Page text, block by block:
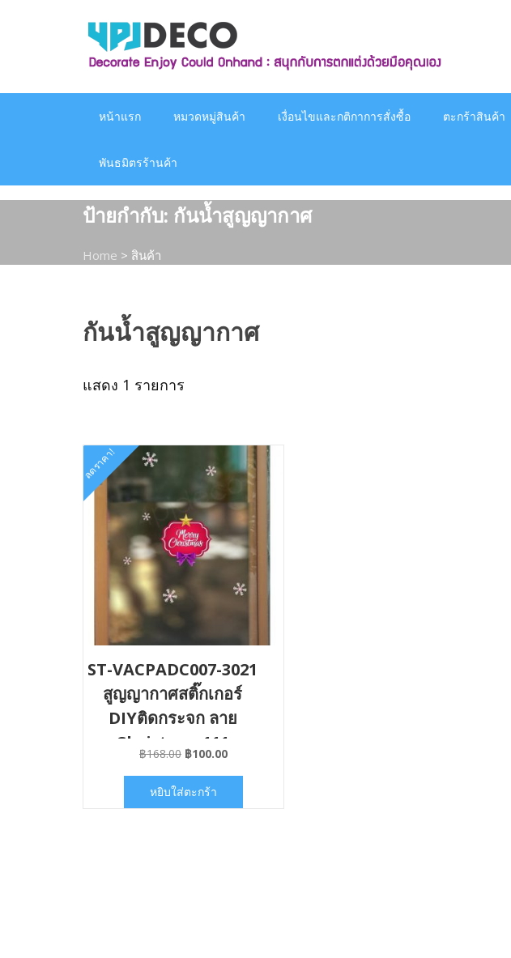
หน้าแรก หมวดหมู่สินค้า เงื่อนไขและกติกาการสั่งซื้อ ตะกร้าสินค้า
พันธมิตรร้านค้า
ป้ายกำกับ: กันน้ำสูญญากาศ
Home > สินค้า
กันน้ำสูญญากาศ
แสดง 1 รายการ
ลดราคา!
ST-VACPADC007-3021
สูญญากาศสติ๊กเกอร์
DIYติดกระจก ลาย
Christmas111
฿168.00 Original
was:
฿100.00Current
หยิบใส่ตะกร้า